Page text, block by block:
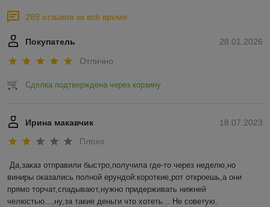
289 отзывов за всё время
28.01.2026
Покупатель
Отлично
Сделка подтверждена через корзину
18.07.2023
Ирина макавчик
Плохо
Да,заказ отправили быстро,получила где-то через неделю,но
виниры оказались полной ерундой:короткие,рот откроешь,а они
прямо торчат,спадывают,нужно придерживать нижней
челюстью...,ну,за такие деньги что хотеть... Не советую.